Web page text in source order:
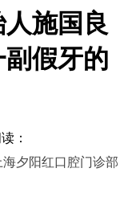
施国良
假牙的
：
夕阳红口腔门诊部